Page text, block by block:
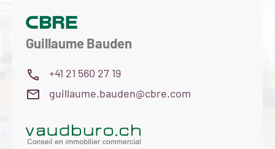
Guillaume Bauden
+41 21 560 27 19
guillaume.bauden@cbre.com